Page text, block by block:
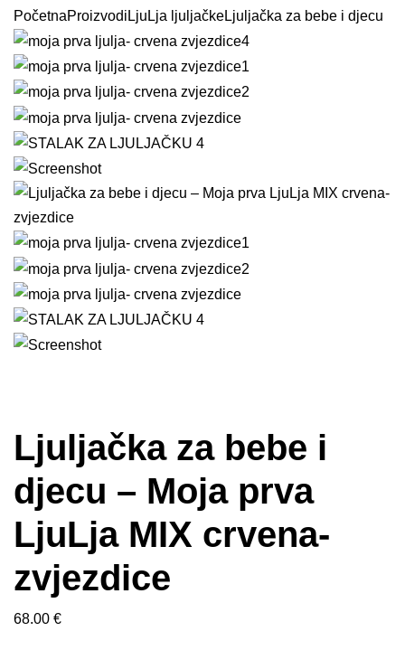
PočetnaProizvodi LjuLja ljuljačkeLjuljačka za bebe i djecu
Ljuljačka za bebe i
djecu – Moja prva
LjuLja MIX crvena-
zvjezdice
68.00 €